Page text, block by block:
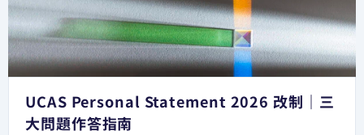
UCAS Personal Statement 2026 改制｜三
大問題作答指南